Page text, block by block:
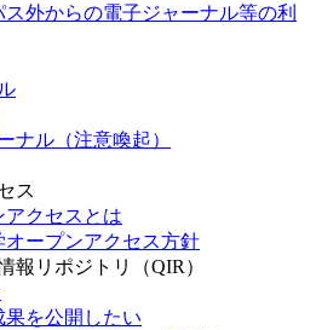
ス外からの電子ジャーナル等の利
ナル（注意喚起）
ス
アクセスとは
オープンアクセス方針
報リポジトリ（QIR）
果を公開したい